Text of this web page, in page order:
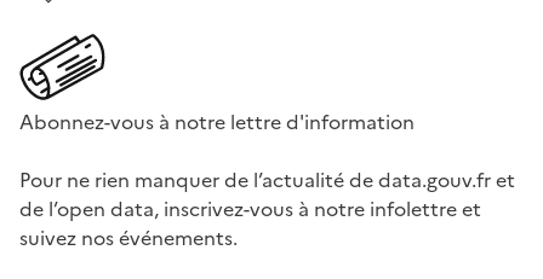
Abonnez-vous à notre lettre d'information
Pour ne rien manquer de l’actualité de data.gouv.fr et
de l’open data, inscrivez-vous à notre infolettre et
suivez nos événements.